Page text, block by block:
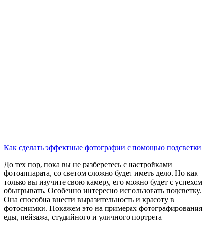
Как сделать эффектные фотографии с помощью подсветки
До тех пор, пока вы не разберетесь с настройками
фотоаппарата, со светом сложно будет иметь дело. Но как
только вы изучите свою камеру, его можно будет с успехом
обыгрывать. Особенно интересно использовать подсветку.
Она способна внести выразительность и красоту в
фотоснимки. Покажем это на примерах фотографирования
еды, пейзажа, студийного и уличного портрета